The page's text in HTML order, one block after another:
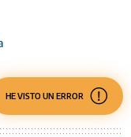
HE VISTO UN ERROR